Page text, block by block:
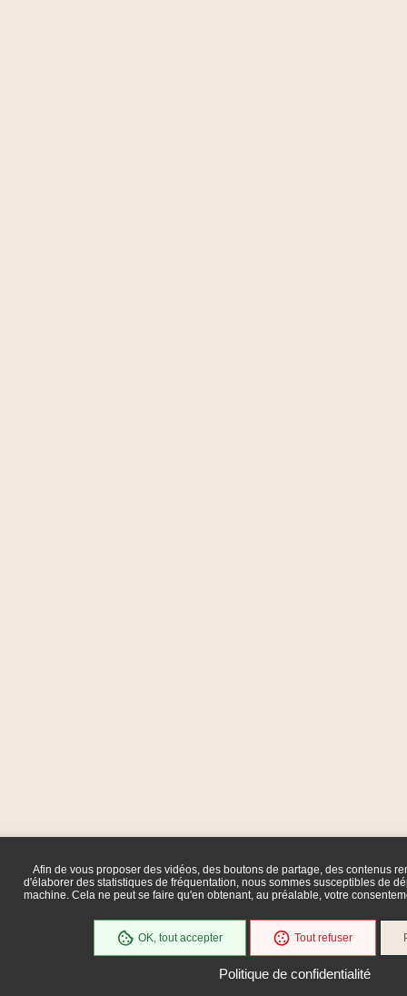
Afin de vous proposer des vidéos, des boutons de partage, des contenus
d'élaborer des statistiques de fréquentation, nous sommes susceptibles de
machine. Cela ne peut se faire qu'en obtenant, au préalable, votre
OK, tout accepter Tout refuser
Politique de confidentialité